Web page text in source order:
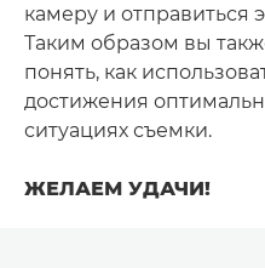
камеру и отправиться
Таким образом вы
понять, как
достижения
ситуациях съемки.
ЖЕЛАЕМ УДАЧИ!